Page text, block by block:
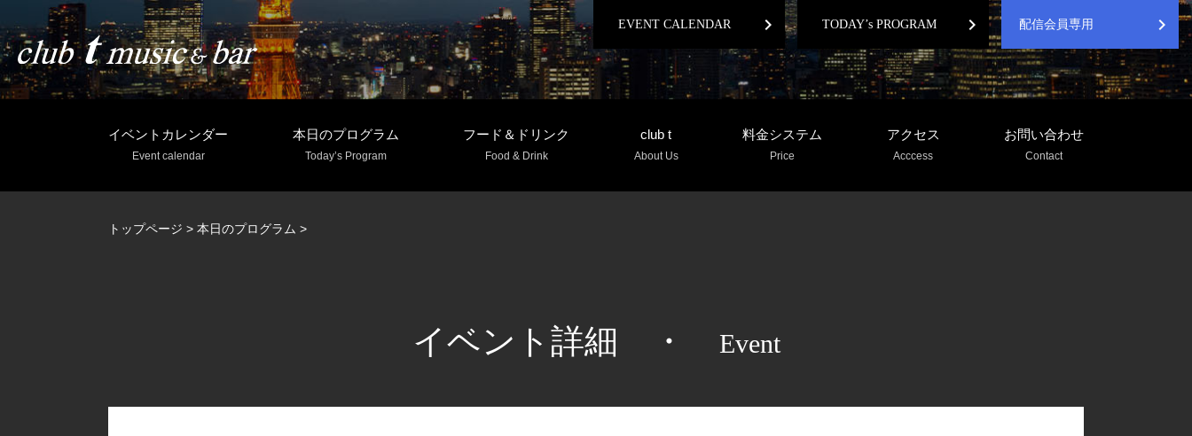
EVENT CALENDAR chevron_right TODAY’s PROGRAM chevron_right 配信会員専用 chevron_right
イベントカレンダー
Event calendar
本日のプログラム
Today’s Program
フード＆ドリンク
Food & Drink
club t
About Us
料金システム
Price
アクセス
Acccess
お問い合わせ
Contact
トップページ > 本日のプログラム >
イベント詳細 ・ Event